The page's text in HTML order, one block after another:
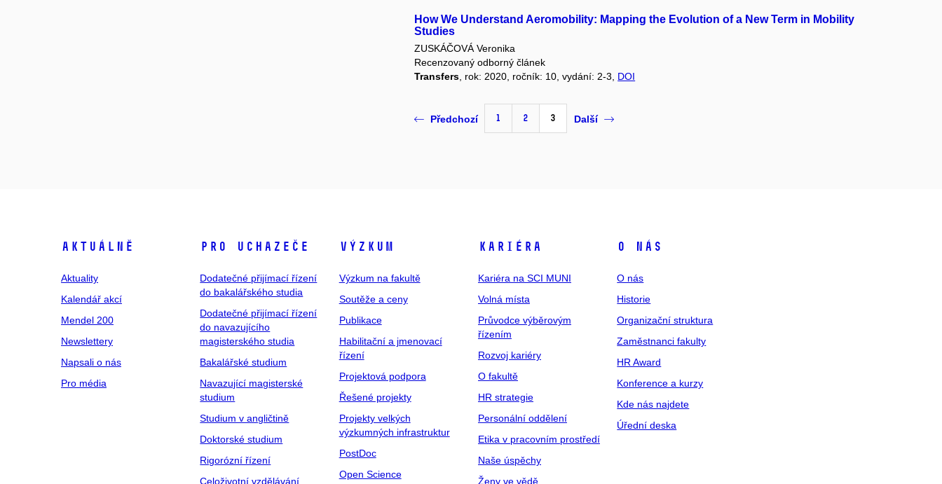
How We Understand Aeromobility: Mapping the Evolution of a New Term in Mobility
Studies
ZUSKÁČOVÁ Veronika
Recenzovaný odborný článek
Transfers , rok: 2020, ročník: 10, vydání: 2-3, DOI
Předchozí 1 2 3 Další
Aktuálně
Aktuality
Kalendář akcí
Mendel 200
Newslettery
Napsali o nás
Pro média
Pro uchazeče
Dodatečné přijímací řízení
do bakalářského studia
Dodatečné přijímací řízení
do navazujícího
magisterského studia
Bakalářské studium
Navazující magisterské
studium
Studium v angličtině
Doktorské studium
Rigorózní řízení
Celoživotní vzdělávání
Výzkum
Výzkum na fakultě
Soutěže a ceny
Publikace
Habilitační a jmenovací
řízení
Projektová podpora
Řešené projekty
Projekty velkých
výzkumných infrastruktur
PostDoc
Open Science
Kariéra
Kariéra na SCI MUNI
Volná místa
Průvodce výběrovým
řízením
Rozvoj kariéry
O fakultě
HR strategie
Personální oddělení
Etika v pracovním prostředí
Naše úspěchy
Ženy ve vědě
O nás
O nás
Historie
Organizační struktura
Zaměstnanci fakulty
HR Award
Konference a kurzy
Kde nás najdete
Úřední deska